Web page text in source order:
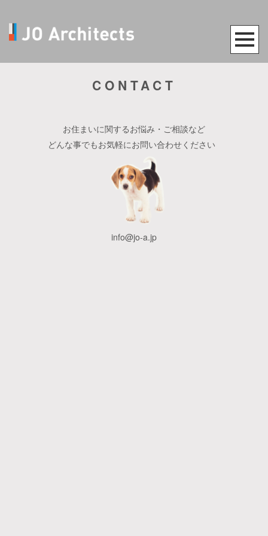
CONTACT
お住まいに関するお悩み・ご相談など
どんな事でもお気軽にお問い合わせください
info@jo-a.jp